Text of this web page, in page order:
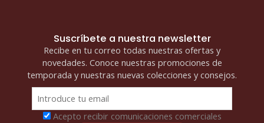
Suscríbete a nuestra newsletter
Recibe en tu correo todas nuestras ofertas y
novedades. Conoce nuestras promociones de
temporada y nuestras nuevas colecciones y consejos.
Acepto recibir comunicaciones comerciales